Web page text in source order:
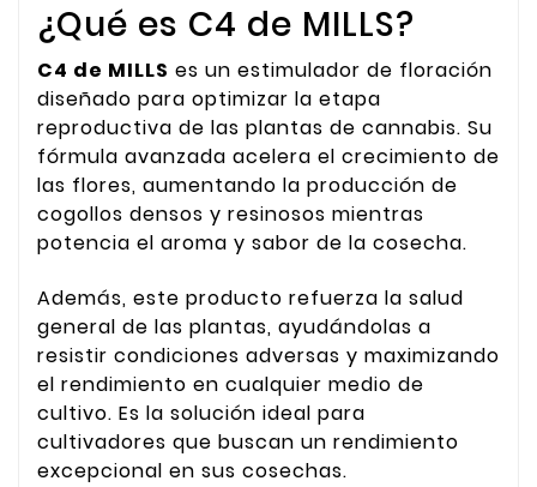
¿Qué es C4 de MILLS?
C4 de MILLS es un estimulador de floración
diseñado para optimizar la etapa
reproductiva de las plantas de cannabis. Su
fórmula avanzada acelera el crecimiento de
las flores, aumentando la producción de
cogollos densos y resinosos mientras
potencia el aroma y sabor de la cosecha.
Además, este producto refuerza la salud
general de las plantas, ayudándolas a
resistir condiciones adversas y maximizando
el rendimiento en cualquier medio de
cultivo. Es la solución ideal para
cultivadores que buscan un rendimiento
excepcional en sus cosechas.